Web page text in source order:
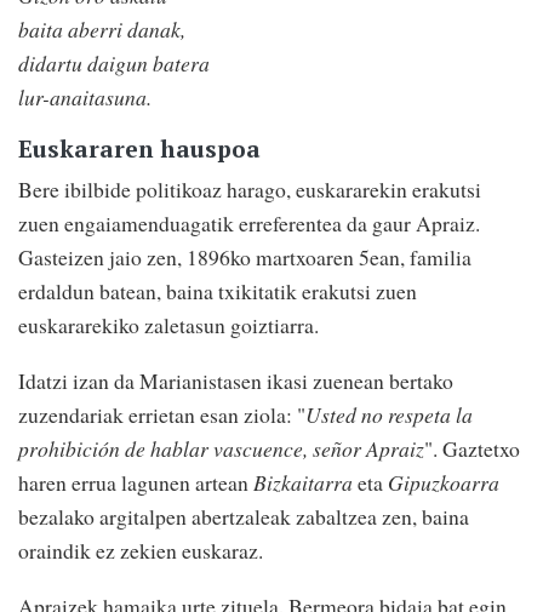
baita aberri danak,
didartu daigun batera
lur-anaitasuna.
Euskararen hauspoa
Bere ibilbide politikoaz harago, euskararekin erakutsi
zuen engaiamenduagatik erreferentea da gaur Apraiz.
Gasteizen jaio zen, 1896ko martxoaren 5ean, familia
erdaldun batean, baina txikitatik erakutsi zuen
euskararekiko zaletasun goiztiarra.
Idatzi izan da Marianistasen ikasi zuenean bertako
zuzendariak errietan esan ziola: "Usted no respeta la
prohibición de hablar vascuence, señor Apraiz". Gaztetxo
haren errua lagunen arteanBizkaitarra eta Gipuzkoarra
bezalako argitalpen abertzaleak zabaltzea zen, baina
oraindik ez zekien euskaraz.
Apraizek hamaika urte zituela, Bermeora bidaia bat egin